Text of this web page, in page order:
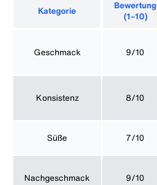
Kategorie
Bewertung
(1–10)
Geschmack 9/10
Konsistenz 8/10
Süße 7/10
Nachgeschmack 9/10